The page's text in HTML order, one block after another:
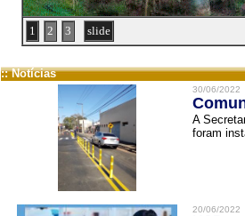
1 2 3 slide
:: Notícias
30/06/2022
A
foram
20/06/2022